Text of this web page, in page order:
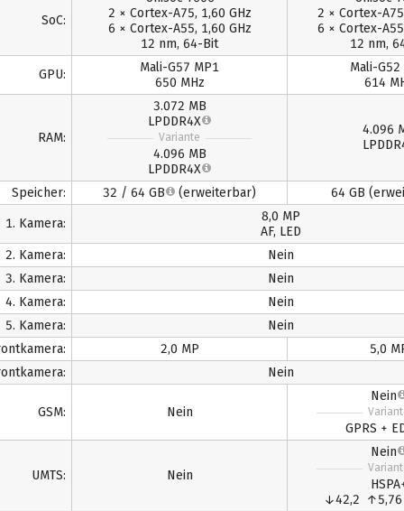
SoC:
2 × Cortex-A75, 1,60 GHz
6 × Cortex-A55, 1,60 GHz
12 nm, 64-Bit
2 × Cortex-
6 × Cortex-
12 nm,
GPU:
Mali-G57 MP1
650 MHz
Mali-G52
614
RAM:
3.072 MB
LPDDR4X
Variante
4.096 MB
LPDDR4X
4.096
Speicher: 32 / 64 GB (erweiterbar)
64 GB
1. Kamera:
8,0 MP
AF, LED
2. Kamera:
Nein
3. Kamera:
Nein
4. Kamera:
Nein
5. Kamera:
Nein
2,0 MP
5,0
Nein
GSM: Nein
Nein
GPRS +
UMTS: Nein
Nein
↓42,2